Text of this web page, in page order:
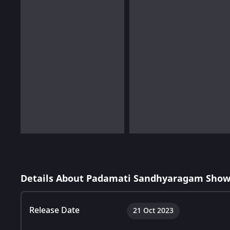
Details About Padamati Sandhyaragam
Release Date 21 Oct 2023